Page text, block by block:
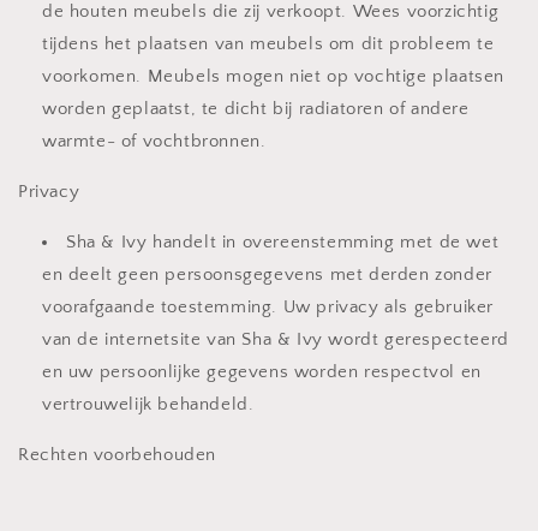
de houten meubels die zij verkoopt. Wees voorzichtig
tijdens het plaatsen van meubels om dit probleem te
voorkomen. Meubels mogen niet op vochtige plaatsen
worden geplaatst, te dicht bij radiatoren of andere
warmte- of vochtbronnen.
Privacy
Sha & Ivy handelt in overeenstemming met de wet
en deelt geen persoonsgegevens met derden zonder
voorafgaande toestemming. Uw privacy als gebruiker
van de internetsite van Sha & Ivy wordt gerespecteerd
en uw persoonlijke gegevens worden respectvol en
vertrouwelijk behandeld.
Rechten voorbehouden